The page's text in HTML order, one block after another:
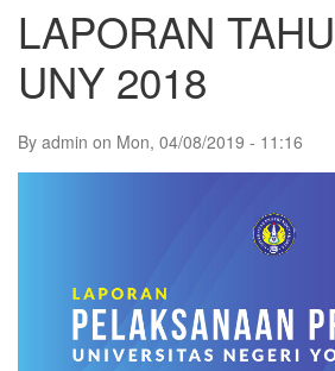
LAPORAN
UNY 2018
By admin on Mon, 04/08/2019 - 11:16